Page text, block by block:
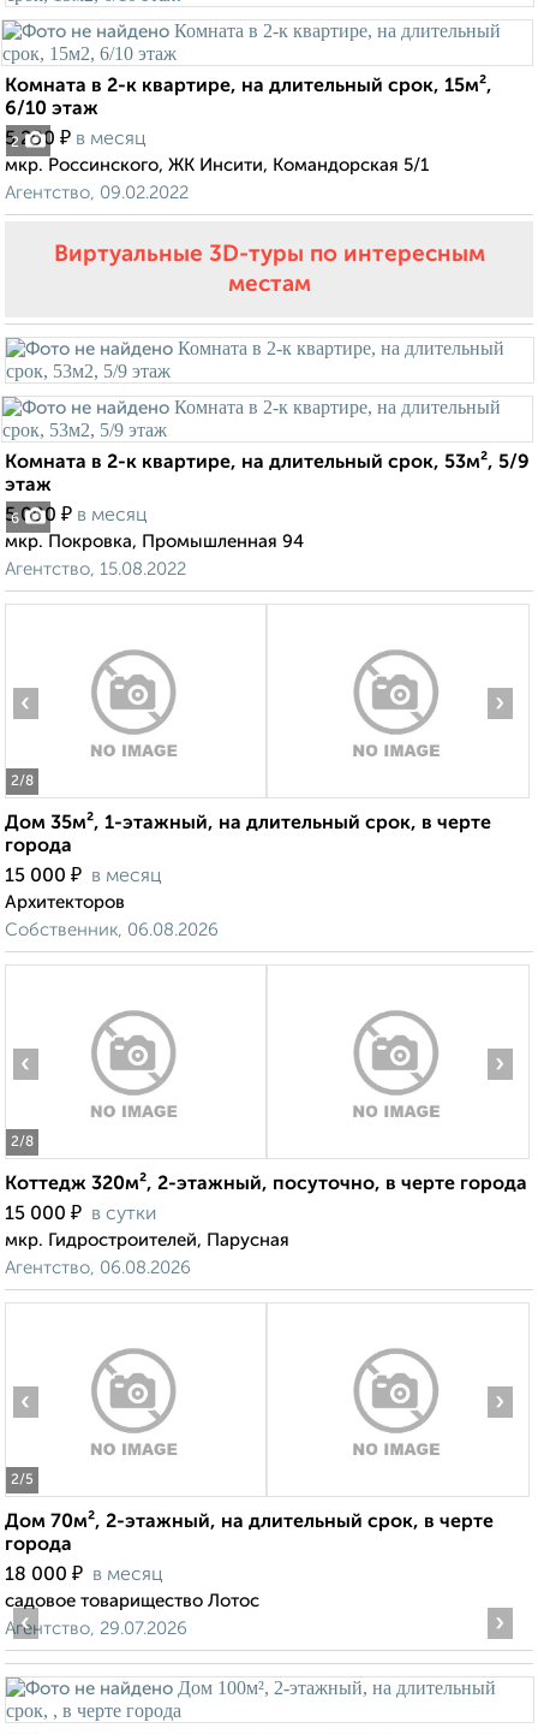
2
Комната в 2-к квартире, на длительный срок, 15м²,
6/10 этаж
5 200 ₽ в месяц
мкр. Россинского, ЖК Инсити, Командорская 5/1
Агентство, 09.02.2022
Виртуальные 3D-туры по интересным
местам
6
Комната в 2-к квартире, на длительный срок, 53м², 5/9
этаж
5 000 ₽ в месяц
мкр. Покровка, Промышленная 94
Агентство, 15.08.2022
2/8
‹ ›
Дом 35м², 1-этажный, на длительный срок, в черте
города
15 000 ₽ в месяц
Архитекторов
Собственник, 06.08.2026
2/8
‹ ›
Коттедж 320м², 2-этажный, посуточно, в черте города
15 000 ₽ в сутки
мкр. Гидростроителей, Парусная
Агентство, 06.08.2026
2/5
‹ ›
Дом 70м², 2-этажный, на длительный срок, в черте
города
18 000 ₽ в месяц
садовое товарищество Лотос
Агентство, 29.07.2026
‹ ›